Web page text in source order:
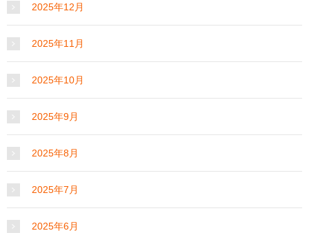
2025年12月
2025年11月
2025年10月
2025年9月
2025年8月
2025年7月
2025年6月